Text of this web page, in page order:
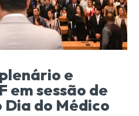
e
em sessão de
do Médico